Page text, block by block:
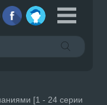
[1 - 24 серии